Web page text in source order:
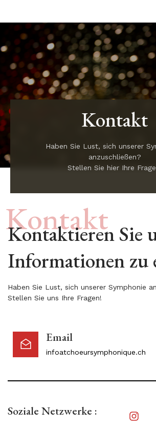
Kontakt
Haben Sie Lust, sich unserer
anzuschließen?
Stellen Sie hier Ihre
Kontakt
Kontaktieren Sie
Informationen zu
Haben Sie Lust, sich unserer Symphonie
Stellen Sie uns Ihre Fragen!
Email
infoatchoeursymphonique.ch
Soziale Netzwerke :